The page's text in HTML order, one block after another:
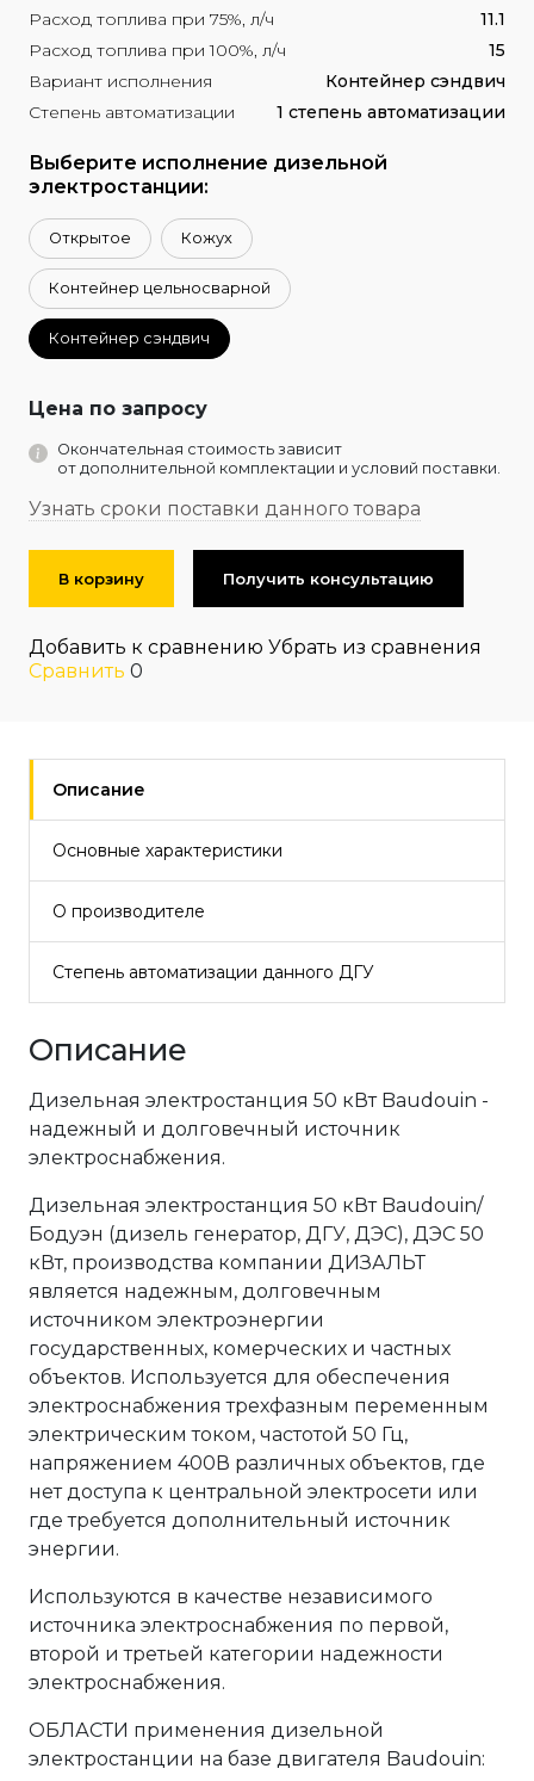
Расход топлива при 75%, л/ч
11.1
Расход топлива при 100%, л/ч
15
Вариант исполнения
Контейнер сэндвич
Степень автоматизации
1 степень автоматизации
Выберите исполнение дизельной
электростанции:
Открытое Кожух
Контейнер цельносварной
Контейнер сэндвич
Цена по запросу
Окончательная стоимость зависит
от дополнительной комплектации и условий поставки.
Узнать сроки поставки данного товара
В корзину Получить консультацию
Добавить к сравнению Убрать из сравнения
Сравнить 0
Описание
Основные характеристики
О производителе
Степень автоматизации данного ДГУ
Описание
Дизельная электростанция 50 кВт Baudouin -
надежный и долговечный источник
электроснабжения.
Дизельная электростанция 50 кВт Baudouin/
Бодуэн (дизель генератор, ДГУ, ДЭС), ДЭС 50
кВт, производства компании ДИЗАЛЬТ
является надежным, долговечным
источником электроэнергии
государственных, комерческих и частных
объектов. Используется для обеспечения
электроснабжения трехфазным переменным
электрическим током, частотой 50 Гц,
напряжением 400В различных объектов, где
нет доступа к центральной электросети или
где требуется дополнительный источник
энергии.
Используются в качестве независимого
источника электроснабжения по первой,
второй и третьей категории надежности
электроснабжения.
ОБЛАСТИ применения дизельной
электростанции на базе двигателя Baudouin: